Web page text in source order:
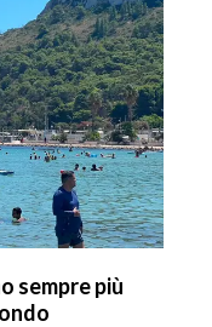
sempre più